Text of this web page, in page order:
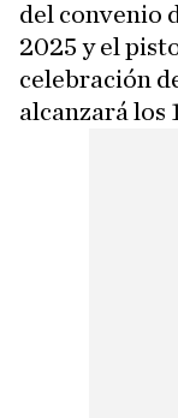
del convenio
2025 y el
celebración
alcanzará los